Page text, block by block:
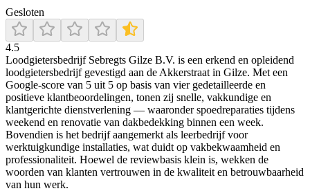
Gesloten
4.5
Loodgietersbedrijf Sebregts Gilze B.V. is een erkend en opleidend
loodgietersbedrijf gevestigd aan de Akkerstraat in Gilze. Met een
Google‑score van 5 uit 5 op basis van vier gedetailleerde en
positieve klantbeoordelingen, tonen zij snelle, vakkundige en
klantgerichte dienstverlening — waaronder spoedreparaties tijdens
weekend en renovatie van dakbedekking binnen een week.
Bovendien is het bedrijf aangemerkt als leerbedrijf voor
werktuigkundige installaties, wat duidt op vakbekwaamheid en
professionaliteit. Hoewel de reviewbasis klein is, wekken de
woorden van klanten vertrouwen in de kwaliteit en betrouwbaarheid
van hun werk.